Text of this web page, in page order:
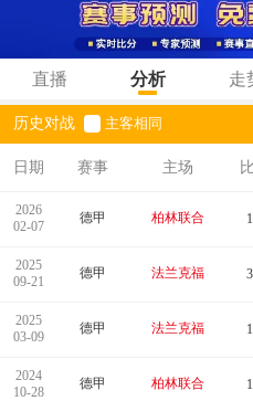
直播 分析 走
历史对战 主客相同
日期 赛事 主场
2026
02-07
德甲 柏林联合
2025
09-21
德甲 法兰克福
2025
03-09
德甲 法兰克福
2024
10-28
德甲 柏林联合